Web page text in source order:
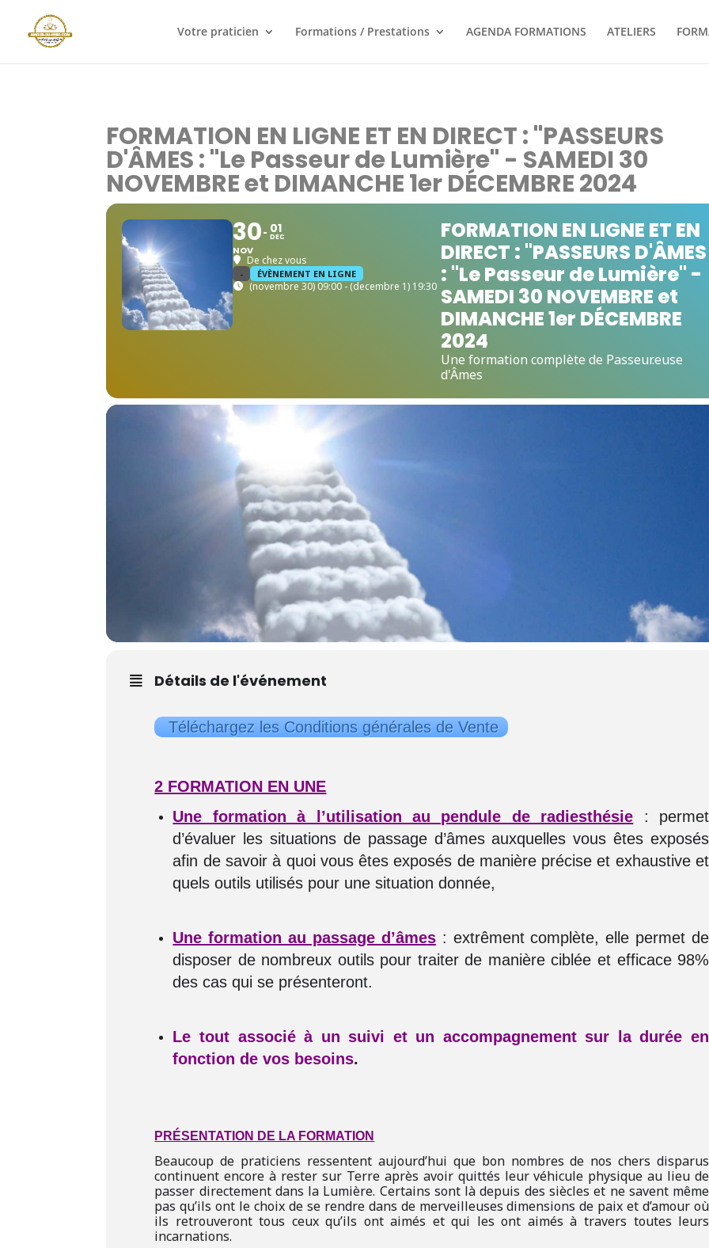
Votre praticien Formations / Prestations AGENDA FORMATIONS ATELIERS
FORMATION EN LIGNE ET EN DIRECT : "PASSEURS
D'ÂMES : "Le Passeur de Lumière" - SAMEDI 30
NOVEMBRE et DIMANCHE 1er DÉCEMBRE 2024
30
NOV
01
DEC
De chez vous
- ÉVÈNEMENT EN LIGNE
(novembre 30) 09:00 - (decembre 1) 19:30
FORMATION EN LIGNE ET EN
DIRECT : "PASSEURS D'ÂMES
: "Le Passeur de Lumière" -
SAMEDI 30 NOVEMBRE et
DIMANCHE 1er DÉCEMBRE
2024
Une formation complète de Passeur.euse
d'Âmes
Détails de l'événement
Téléchargez les Conditions générales de Vente
2 FORMATION EN UNE
Une formation à l’utilisation au pendule de radiesthésie : permet
d’évaluer les situations de passage d’âmes auxquelles vous êtes exposés
afin de savoir à quoi vous êtes exposés de manière précise et exhaustive et
quels outils utilisés pour une situation donnée,
Une formation au passage d’âmes: extrêment complète, elle permet de
disposer de nombreux outils pour traiter de manière ciblée et efficace 98%
des cas qui se présenteront.
Le tout associé à un suivi et un accompagnement sur la durée en
fonction de vos besoins.
PRÉSENTATION DE LA FORMATION
Beaucoup de praticiens ressentent aujourd’hui que bon nombres de nos chers disparus
continuent encore à rester sur Terre après avoir quittés leur véhicule physique au lieu de
passer directement dans la Lumière. Certains sont là depuis des siècles et ne savent même
pas qu’ils ont le choix de se rendre dans de merveilleuses dimensions de paix et d’amour où
ils retrouveront tous ceux qu’ils ont aimés et qui les ont aimés à travers toutes leurs
incarnations.